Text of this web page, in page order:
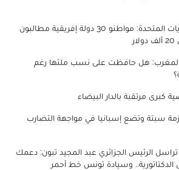
تأشيرة الدخول للولايات المتحدة: مواطنو 30 دولة إفريقية مطالبون
هل حافظت على نسب ملئها رغم
كبرى مرتقبة بالدار البيضاء
سبتة وتضع إسبانيا في مواجهة التضارب
الرئيس الجزائري عبد المجيد تبون: دعمك
وسيادة تونس خط أحمر